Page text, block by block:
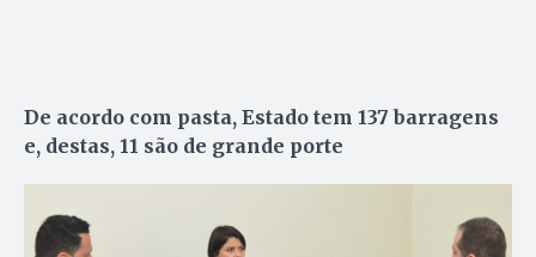
De acordo com pasta, Estado tem 137 barragens
e, destas, 11 são de grande porte